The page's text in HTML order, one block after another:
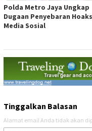
Polda Metro Jaya Ungkap
Dugaan Penyebaran
Media Sosial
Tinggalkan Balasan
Alamat email Anda tidak akan